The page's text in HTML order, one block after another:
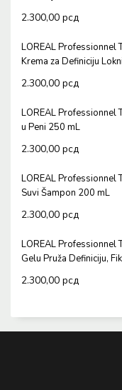
2.300,00 рсд
LOREAL Professionnel
Krema za Definiciju
2.300,00 рсд
LOREAL Professionnel
u Peni 250 mL
2.300,00 рсд
LOREAL Professionnel
Suvi Šampon 200 mL
2.300,00 рсд
LOREAL Professionnel
Gelu Pruža Definiciju,
2.300,00 рсд